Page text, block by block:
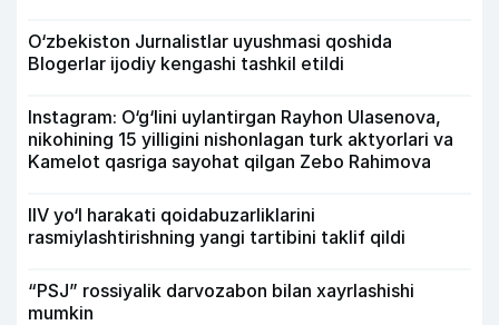
O‘zbekiston Jurnalistlar uyushmasi qoshida
Blogerlar ijodiy kengashi tashkil etildi
Instagram: O‘g‘lini uylantirgan Rayhon Ulasenova,
nikohining 15 yilligini nishonlagan turk aktyorlari va
Kamelot qasriga sayohat qilgan Zebo Rahimova
IIV yo‘l harakati qoidabuzarliklarini
rasmiylashtirishning yangi tartibini taklif qildi
“PSJ” rossiyalik darvozabon bilan xayrlashishi
mumkin